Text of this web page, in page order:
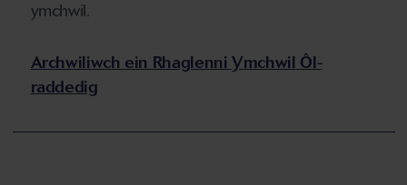
ymchwil.
Archwiliwch ein Rhaglenni Ymchwil Ôl-
raddedig